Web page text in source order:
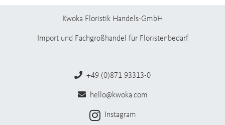
Kwoka Floristik Handels-GmbH
Import und Fachgroßhandel für Floristenbedarf
+49 (0)871 93313-0
hello@kwoka.com
Instagram